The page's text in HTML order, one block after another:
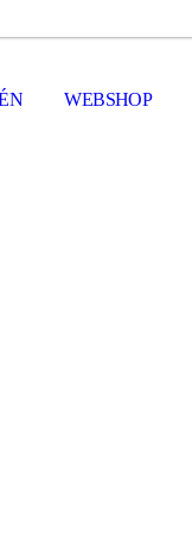
WEBSHOP